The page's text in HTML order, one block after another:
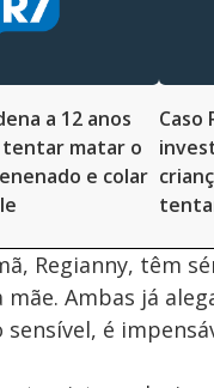
a 12 anos
matar o
e colar
Caso
Regianny, têm
mãe. Ambas já
é